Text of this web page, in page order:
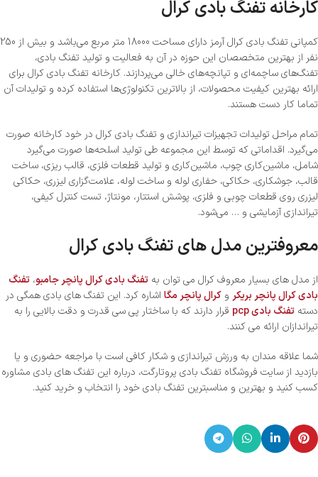
کارخانه تفنگ بادی کرال
کمپانی تفنگ بادی کرال آرمز دارای مساحت 18000 متر مربع می‌باشد و بیش از 250
نفر از بهترین متخصصان این حوزه در آن به فعالیت و تولید تفنگ‌ بادی،
تفنگ‌های ساچمه‌ای و تپانچه‌های خالی می‌پردازند. کارخانه تفنگ بادی کرال برای
ارائه بهترین کیفیت محصولات، از بالاترین تکنولوژی‌ها استفاده کرده و تولیدات آن
تماما کار دست هستند.
تمام مراحل تولیدات تجهیزات تیراندازی و تفنگ بادی کرال در خود کارخانه صورت
می‌گیرد. اقداماتی که توسط این مجموعه طی تولید اسلحه‌ها صورت می‌گیرد
شامل، ماشین‌کاری چوب، ماشین‌کاری و تولید قطعات فلزی، قالب ریزی، ساخت
قالب، جوشکاری، حکاکی، حفاری لوله و ساخت لوله، علامت‌گزاری لیزری، حکاکی
لیزری روی قطعات چوبی و فلزی، پوشش استتار، مونتاژ، تست کنترل کیفی،
تیراندازی آزمایشی و … می‌شود.
معروفترین مدل های تفنگ بادی کرال
از مدل های بسیار معروف کرال می توان به تفنگ بادی کرال پانچر جامبو، تفنگ
بادی کرال پانچر بریکر و کرال پانچر مگا اشاره کرد. این تفنگ های بادی همگی در
دسته تفنگ بادی pcp
قرار دارند که با ساختار پی سی قدرت و دقت بالایی را به
تیراندازان ارائه می کنند.
شما علاقه مندان به ورزش تیراندازی و شکار کافی است با مراجعه حضوری و یا
بازدید از سایت فروشگاه تفنگ بادی پروتارگت، درباره این تفنگ های بادی مشاوره
کسب کنید و بهترین و مناسبترین تفنگ بادی خود را انتخاب و خرید کنید.